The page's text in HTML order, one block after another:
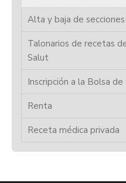
Alta y baja de
Talonarios de recetas
Salut
Inscripción a la Bolsa
Renta
Receta médica privada